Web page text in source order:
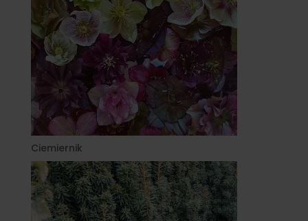
Ciemiernik